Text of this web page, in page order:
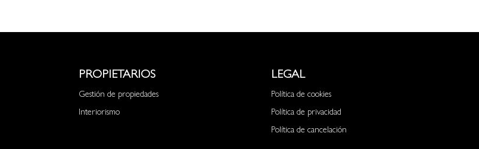
PROPIETARIOS
Gestión de propiedades
Interiorismo
LEGAL
Política de cookies
Política de privacidad
Política de cancelación